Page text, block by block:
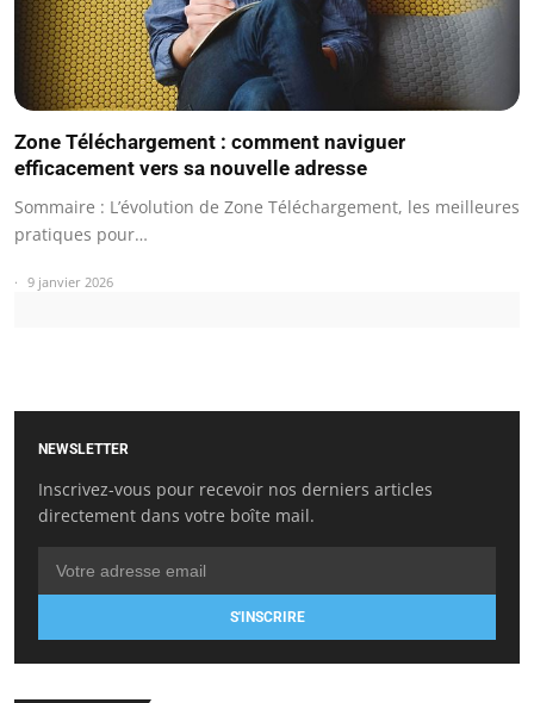
Zone Téléchargement : comment naviguer
efficacement vers sa nouvelle adresse
Sommaire : L’évolution de Zone Téléchargement, les meilleures
pratiques pour…
9 janvier 2026
NEWSLETTER
Inscrivez-vous pour recevoir nos derniers articles
directement dans votre boîte mail.
S'INSCRIRE